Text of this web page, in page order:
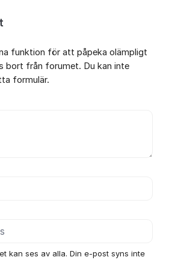
funktion för att påpeka olämpligt
bort från forumet. Du kan inte
formulär.
kan ses av alla. Din e-post syns inte